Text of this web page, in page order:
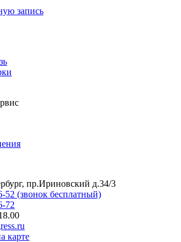
запись
пр.Ириновский д.34/3
52 (звонок бесплатный)
72
карте